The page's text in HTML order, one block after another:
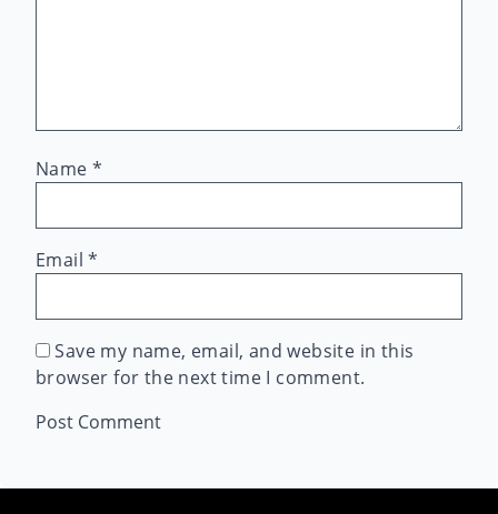
Name *
Email*
Save my name, email, and website in this
browser for the next time I comment.